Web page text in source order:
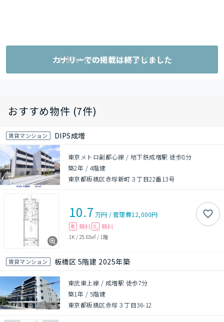
お問い合わせ（外部サイト）
カナリーでの掲載は終了しました
おすすめ物件 (7件)
賃貸マンション DIPS成増
東京メトロ副都心線 / 地下鉄成増駅 徒歩8分
築2年 / 4階建
東京都板橋区赤塚新町３丁目22番13号
10.7 万円 /管理費12,000円
敷 無料 礼 無料
1K / 25.65㎡ / 1階
賃貸マンション 板橋区 5階建 2025年築
東武東上線 / 成増駅 徒歩7分
築1年 / 5階建
東京都板橋区赤塚３丁目36-12